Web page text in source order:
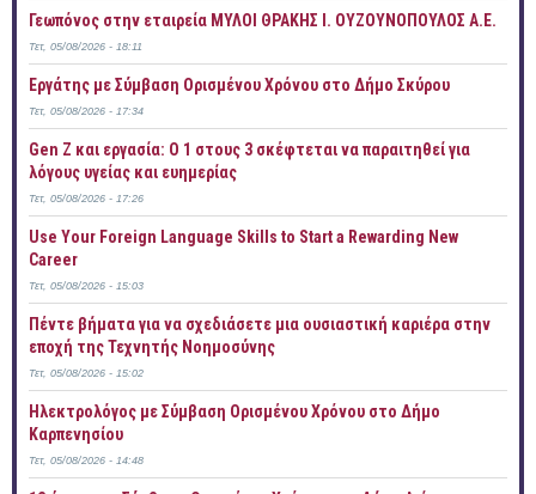
Γεωπόνος στην εταιρεία ΜΥΛΟΙ ΘΡΑΚΗΣ Ι. ΟΥΖΟΥΝΟΠΟΥΛΟΣ Α.Ε.
Τετ, 05/08/2026 - 18:11
Εργάτης με Σύμβαση Ορισμένου Χρόνου στο Δήμο Σκύρου
Τετ, 05/08/2026 - 17:34
Gen Z και εργασία: Ο 1 στους 3 σκέφτεται να παραιτηθεί για
λόγους υγείας και ευημερίας
Τετ, 05/08/2026 - 17:26
Use Your Foreign Language Skills to Start a Rewarding New
Career
Τετ, 05/08/2026 - 15:03
Πέντε βήματα για να σχεδιάσετε μια ουσιαστική καριέρα στην
εποχή της Τεχνητής Νοημοσύνης
Τετ, 05/08/2026 - 15:02
Ηλεκτρολόγος με Σύμβαση Ορισμένου Χρόνου στο Δήμο
Καρπενησίου
Τετ, 05/08/2026 - 14:48